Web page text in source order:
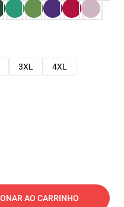
3XL
4XL
AO CARRINHO